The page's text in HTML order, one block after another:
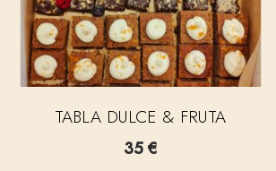
TABLA DULCE & FRUTA
35€